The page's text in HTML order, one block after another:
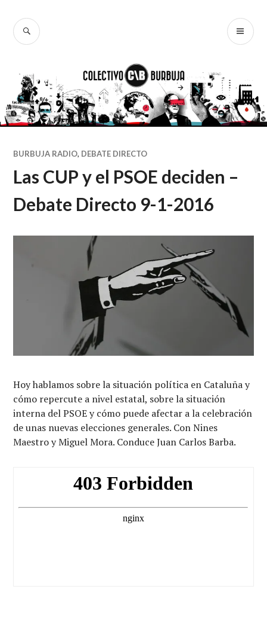
contenido
BUSCAR
BURBUJA RADIO, DEBATE DIRECTO
Las CUP y el PSOE deciden –
Debate Directo 9-1-2016
Hoy hablamos sobre la situación política en Cataluña y
cómo repercute a nivel estatal, sobre la situación
interna del PSOE y cómo puede afectar a la celebración
de unas nuevas elecciones generales. Con Nines
Maestro y Miguel Mora. Conduce Juan Carlos Barba.